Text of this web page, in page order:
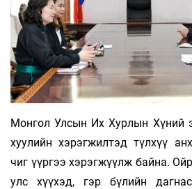
Монгол Улсын Их Хурлын Хүний
хуулийн хэрэгжилтэд түлхүү
чиг үүргээ хэрэгжүүлж байна.
улс хүүхэд, гэр бүлийн